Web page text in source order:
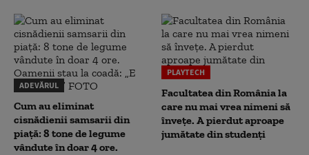
ADEVĂRUL
Cum au eliminat
cisnădienii samsarii din
piață: 8 tone de legume
vândute în doar 4 ore.
PLAYTECH
Facultatea din România la
care nu mai vrea nimeni să
înveţe. A pierdut aproape
jumătate din studenţi